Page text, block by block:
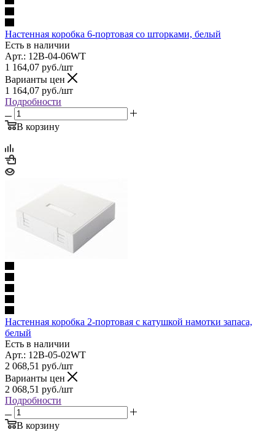
Настенная коробка 6-портовая со шторками, белый
Есть в наличии
Арт.: 12B-04-06WT
1 164,07 руб./шт
Варианты цен
1 164,07 руб./шт
Подробности
В корзину
Настенная коробка 2-портовая с катушкой намотки запаса,
белый
Есть в наличии
Арт.: 12B-05-02WT
2 068,51 руб./шт
Варианты цен
2 068,51 руб./шт
Подробности
В корзину